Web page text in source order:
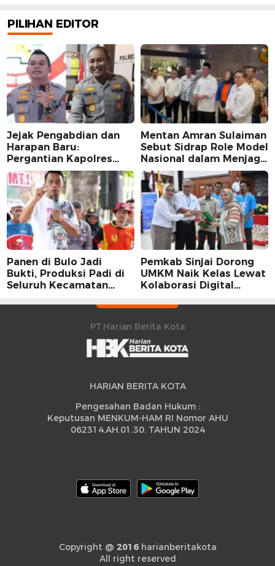
PILIHAN EDITOR
Jejak Pengabdian dan
Harapan Baru:
Pergantian Kapolres
Sidrap dalam Perspektif
Karier Dua Perwira
Mentan Amran Sulaiman
Sebut Sidrap Role Model
Nasional dalam Menjaga
Stabilitas Harga Telur
Panen di Bulo Jadi
Bukti, Produksi Padi di
Seluruh Kecamatan
Peningkatan
Pemkab Sinjai Dorong
UMKM Naik Kelas Lewat
Kolaborasi Digital
PT.Harian Berita Kota
HARIAN BERITA KOTA
Pengesahan Badan Hukum :
Keputusan MENKUM-HAM RI Nomor AHU
062314.AH.01.30. TAHUN 2024
Copyright @ 2016harianberitakota
All right reserved